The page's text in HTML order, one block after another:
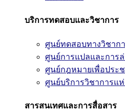
บริการทดสอบและวิชาการ
ศูนย์ทดสอบทางวิชาก
ศูนย์การแปลและการ
ศูนย์กฎหมายเพื่อประ
ศูนย์บริการวิชาการแ
สารสนเทศและการสื่อสาร